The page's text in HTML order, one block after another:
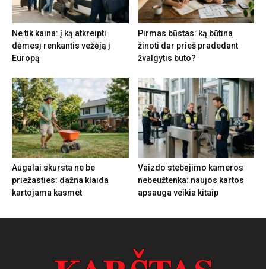
Ne tik kaina: į ką atkreipti
dėmesį renkantis vežėją į
Europą
Pirmas būstas: ką būtina
žinoti dar prieš pradedant
žvalgytis buto?
Augalai skursta ne be
priežasties: dažna klaida
kartojama kasmet
Vaizdo stebėjimo kameros
nebeužtenka: naujos kartos
apsauga veikia kitaip